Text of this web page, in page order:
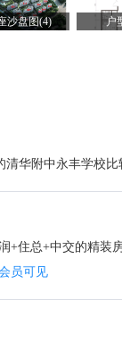
沙盘图(4) 户
华附中永丰学校
+住总+中交的精装
员可见